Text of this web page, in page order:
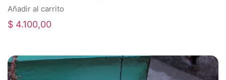
Añadir al carrito
$ 4.100,00